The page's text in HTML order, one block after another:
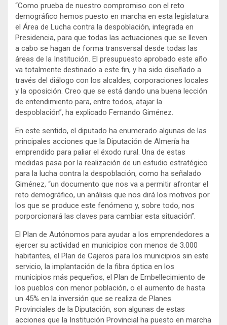
“Como prueba de nuestro compromiso con el reto
demográfico hemos puesto en marcha en esta legislatura
el Área de Lucha contra la despoblación, integrada en
Presidencia, para que todas las actuaciones que se lleven
a cabo se hagan de forma transversal desde todas las
áreas de la Institución. El presupuesto aprobado este año
va totalmente destinado a este fin, y ha sido diseñado a
través del diálogo con los alcaldes, corporaciones locales
y la oposición. Creo que se está dando una buena lección
de entendimiento para, entre todos, atajar la
despoblación”, ha explicado Fernando Giménez.
En este sentido, el diputado ha enumerado algunas de las
principales acciones que la Diputación de Almería ha
emprendido para paliar el éxodo rural. Una de estas
medidas pasa por la realización de un estudio estratégico
para la lucha contra la despoblación, como ha señalado
Giménez, “un documento que nos va a permitir afrontar el
reto demográfico, un análisis que nos dirá los motivos por
los que se produce este fenómeno y, sobre todo, nos
porporcionará las claves para cambiar esta situación”.
El Plan de Autónomos para ayudar a los emprendedores a
ejercer su actividad en municipios con menos de 3.000
habitantes, el Plan de Cajeros para los municipios sin este
servicio, la implantación de la fibra óptica en los
municipios más pequeños, el Plan de Embellecimiento de
los pueblos con menor población, o el aumento de hasta
un 45% en la inversión que se realiza de Planes
Provinciales de la Diputación, son algunas de estas
acciones que la Institución Provincial ha puesto en marcha